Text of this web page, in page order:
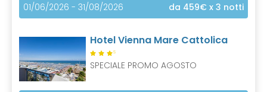
01/06/2026 - 31/08/2026
da 459€ x 3 notti
Hotel Vienna Mare Cattolica
S
SPECIALE PROMO AGOSTO